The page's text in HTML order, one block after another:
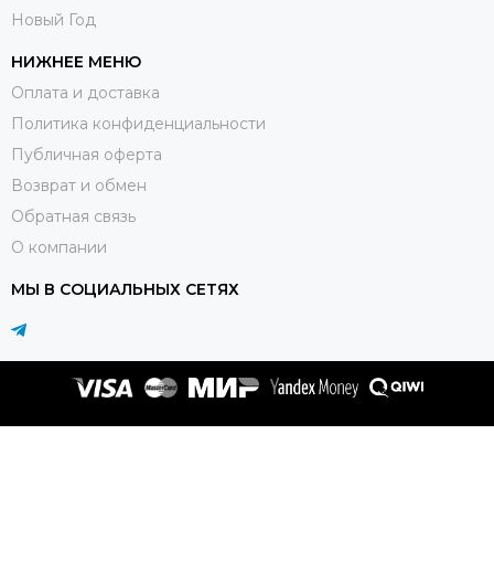
Новый Год
НИЖНЕЕ МЕНЮ
Оплата и доставка
Политика конфиденциальности
Публичная оферта
Возврат и обмен
Обратная связь
О компании
МЫ В СОЦИАЛЬНЫХ СЕТЯХ